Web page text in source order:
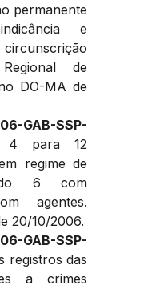
permanente
e
de
DO-MA de
GAB-SSP-
4 para 12
regime de
6 com
agentes.
20/10/2006.
GAB-SSP-
registros das
a crimes